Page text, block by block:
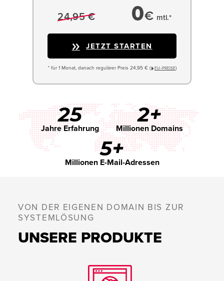
24,95 € 0€ mtl.*
JETZT STARTEN
* für 1 Monat, danach regulärer Preis 24,95 € ( EU−PREISE)
25
Jahre Erfahrung
2+
Millionen Domains
5+
Millionen E-Mail-Adressen
VON DER EIGENEN DOMAIN BIS ZUR
SYSTEMLÖSUNG
UNSERE PRODUKTE